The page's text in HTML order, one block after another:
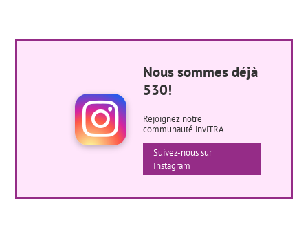
Nous sommes déjà
530!
Rejoignez notre
communauté inviTRA
Suivez-nous sur
Instagram